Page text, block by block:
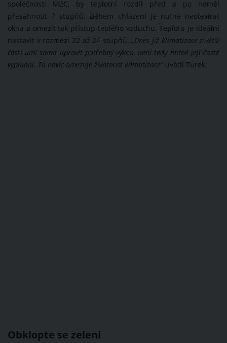
společnosti M2C, by teplotní rozdíl před a po neměl
přesáhnout 7 stupňů. Během chlazení je nutné neotevírat
okna a omezit tak přístup teplého vzduchu. Teplotu je ideální
nastavit v rozmezí 22 až 24 stupňů.„Dnes již klimatizace z větší
části umí sama upravit potřebný výkon, není tedy nutné její časté
vypínání. To navíc omezuje životnost klimatizace“uvádí Turek.
Obklopte se zelení